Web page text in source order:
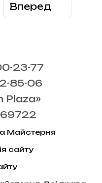
Вперед
23-77
85-06
Plaza»
Майстерня
сайту